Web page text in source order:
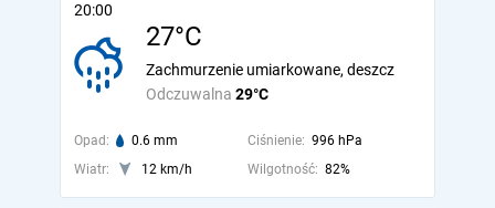
20:00
27°C
Odczuwalna 29°C
Zachmurzenie umiarkowane, deszcz
Opad: 0.6 mm Ciśnienie: 996 hPa
Wiatr:
12 km/h Wilgotność: 82%